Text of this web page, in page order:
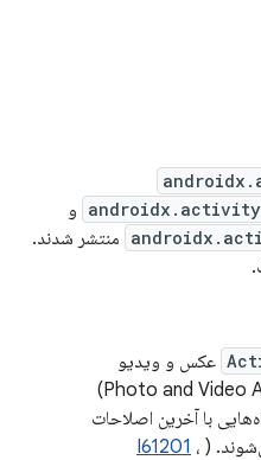
و
منتشر شدند.
عکس و ویدیو
(Photo and Video ActivityResultContracts)
با آخرین اصلاحات
I61201 ،